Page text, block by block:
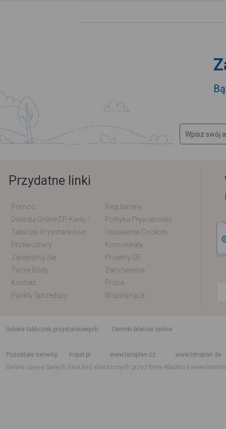
Przydatne linki
Pomoc
Regulaminy
Polityka Prywatności
Tabliczki Przystankowe
Ustawienia Cookies
Przewoźnicy
Komunikaty
Zarejestruj Się
Projekty UE
Twoje Bilety
Zamówienia
Kontakt
Praca
Punkty Sprzedaży
Współpraca
indeks tabliczek przystankowych
Cenniki biletów online
Pozostałe serwisy
hoper.pl www.teroplan.cz
www.teroplan.de
Serwis używa danych GeoLite2 stworzonych przez firmę MaxMind